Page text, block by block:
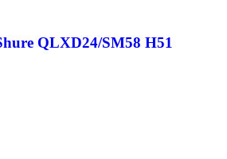
QLXD24/SM58 H51